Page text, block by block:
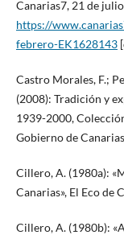
Canarias7, 21 de
https://
febrero-EK1628143
Castro Morales, F.;
(2008): Tradición y
1939-2000,
Gobierno de
Cillero, A. (1980a):
Canarias», El Eco de
Cillero, A. (1980b):